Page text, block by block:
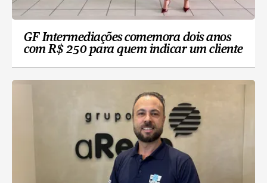
GF Intermediações comemora dois anos
com R$ 250 para quem indicar um cliente